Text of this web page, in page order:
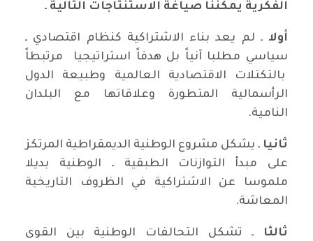
الفكرية يمكننا صياغة الاستنتاجات التالية ـ
أولا ـ لم يعد بناء الاشتراكية كنظام اقتصادي ـ
سياسي مطلبا آنياً بل هدفاً استراتيجيا مرتبطاً
بالتكتلات الاقتصادية العالمية وطبيعة الدول
الرأسمالية المتطورة وعلاقاتها مع البلدان
النامية.
ثانيا ـ يشكل مشروع الوطنية الديمقراطية المرتكز
على مبدأ التوازنات الطبقية ـ الوطنية بديلا
ملموسا عن الاشتراكية في الظروف التاريخية
المعاشة.
ثالثا
ـ تشكل التحالفات الوطنية بين القوى